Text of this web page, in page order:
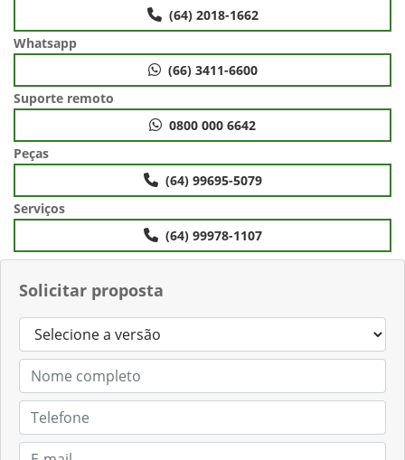
Solicitar proposta
(64) 2018-1662
Whatsapp
(66) 3411-6600
Suporte remoto
0800 000 6642
Peças
(64) 99695-5079
Serviços
(64) 99978-1107